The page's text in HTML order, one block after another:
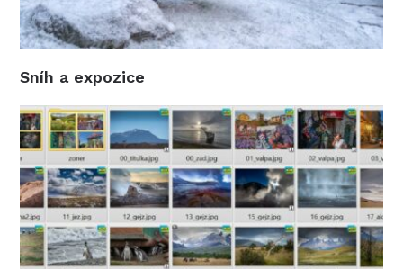
Sníh a expozice